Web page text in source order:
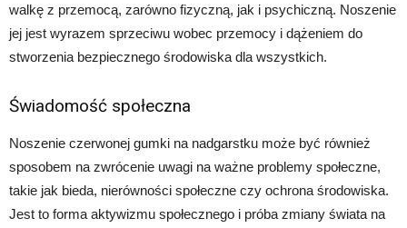
walkę z przemocą, zarówno fizyczną, jak i psychiczną. Noszenie
jej jest wyrazem sprzeciwu wobec przemocy i dążeniem do
stworzenia bezpiecznego środowiska dla wszystkich.
Świadomość społeczna
Noszenie czerwonej gumki na nadgarstku może być również
sposobem na zwrócenie uwagi na ważne problemy społeczne,
takie jak bieda, nierówności społeczne czy ochrona środowiska.
Jest to forma aktywizmu społecznego i próba zmiany świata na